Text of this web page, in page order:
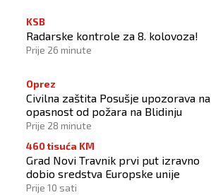
KSB
Radarske kontrole za 8. kolovoza!
Prije 26 minute
Oprez
Civilna zaštita Posušje upozorava na
opasnost od požara na Blidinju
Prije 28 minute
460 tisuća KM
Grad Novi Travnik prvi put izravno
dobio sredstva Europske unije
Prije 10 sati